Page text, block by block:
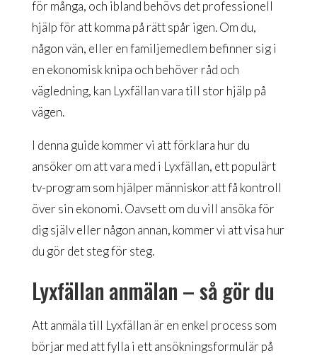
för många, och ibland behövs det professionell
hjälp för att komma på rätt spår igen. Om du,
någon vän, eller en familjemedlem befinner sig i
en ekonomisk knipa och behöver råd och
vägledning, kan Lyxfällan vara till stor hjälp på
vägen.
I denna guide kommer vi att förklara hur du
ansöker om att vara med i Lyxfällan, ett populärt
tv-program som hjälper människor att få kontroll
över sin ekonomi. Oavsett om du vill ansöka för
dig själv eller någon annan, kommer vi att visa hur
du gör det steg för steg.
Lyxfällan anmälan – så gör du
Att anmäla till Lyxfällan är en enkel process som
börjar med att fylla i ett ansökningsformulär på